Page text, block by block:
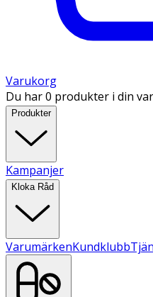
Varukorg
Du har 0 produkter i din
Produkter
Kampanjer
Kloka Råd
VarumärkenKundklubb